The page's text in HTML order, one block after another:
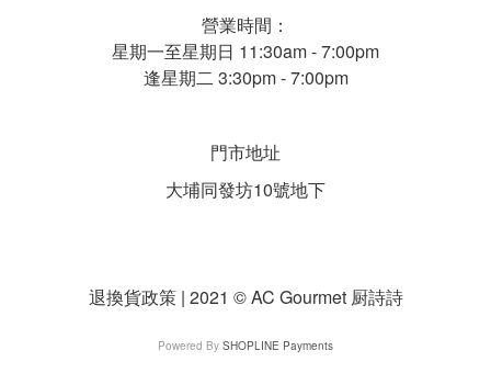
營業時間：
星期一至星期日 11:30am - 7:00pm
逢星期二 3:30pm - 7:00pm
門市地址
大埔同發坊10號地下
退換貨政策 | 2021 © AC Gourmet 厨詩詩
Powered By SHOPLINE Payments